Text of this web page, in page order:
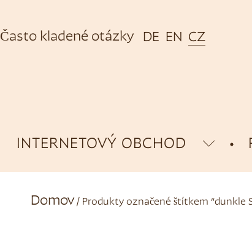
Často kladené otázky DE EN CZ
INTERNETOVÝ OBCHOD
Domov/ Produkty označené štítkem “dunkle